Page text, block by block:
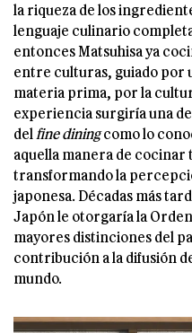
la riqueza de los
lenguaje culinario
entonces Matsuhisa ya
entre culturas, guiado por
materia prima, por la
experiencia surgiría una
del fine diningcomo lo
aquella manera de
transformando la
japonesa. Décadas más
Japón le otorgaría la
mayores distinciones del
contribución a la difusión
mundo.